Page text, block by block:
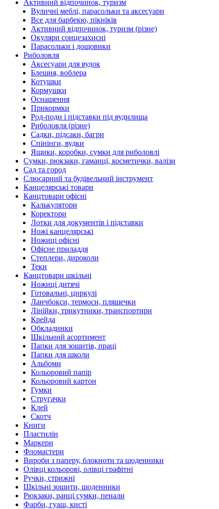
Активний відпочинок, туризм
Вуличні меблі, парасольки та аксесуари
Все для барбекю, пікніків
Активний відпочинок, туризм (різне)
Окуляри сонцезахисні
Парасольки і дощовики
Риболовля
Аксесуари для вудок
Блешня, воблера
Котушки
Кормушки
Оснащення
Прикормки
Род-поди і підставки під вудилища
Риболовля (різне)
Садки, підсаки, багри
Спінінги, вудки
Ящики, коробки, сумки для риболовлі
Сумки, рюкзаки, гаманці, косметички, валізи
Сад та город
Слюсарний та будівельний інструмент
Канцелярські товари
Канцтовари офісні
Калькулятори
Коректори
Лотки для документів і підставки
Ножі канцелярські
Ножиці офісні
Офісне приладдя
Степлери, дироколи
Теки
Канцтовари шкільні
Ножиці дитячі
Готовальні, циркулі
Ланчбокси, термоси, пляшечки
Лінійки, трикутники, транспортири
Крейда
Обкладинки
Шкільний асортимент
Папки для зошитів, праці
Папки для школи
Альбоми
Кольоровий папір
Кольоровий картон
Гумки
Стругачки
Клей
Скотч
Книги
Пластилін
Маркери
Фломастери
Вироби з паперу, блокноти та щоденники
Олівці кольорові, олівці графітні
Ручки, стрижні
Шкільні зошити, щоденники
Рюкзаки, ранці сумки, пенали
Фарби, гуаш, кисті